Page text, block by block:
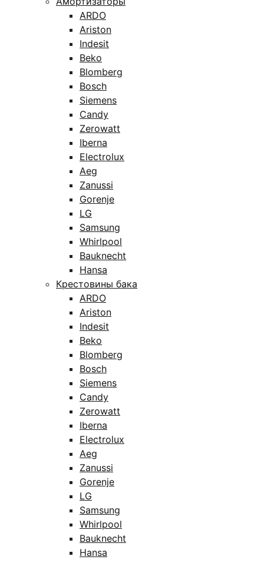
ARDO
Ariston
Indesit
Beko
Blomberg
Bosch
Siemens
Candy
Zerowatt
Iberna
Electrolux
Aeg
Zanussi
Gorenje
LG
Samsung
Whirlpool
Bauknecht
Hansa
Крестовины бака
ARDO
Ariston
Indesit
Beko
Blomberg
Bosch
Siemens
Candy
Zerowatt
Iberna
Electrolux
Aeg
Zanussi
Gorenje
LG
Samsung
Whirlpool
Bauknecht
Hansa